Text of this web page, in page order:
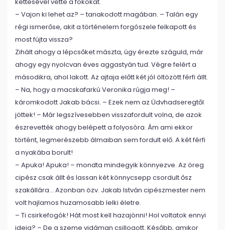
– Vajon ki lehet az? – tanakodott magában. – Talán egy
régi ismerőse, akit a történelem forgószele felkapott és
most fújta vissza?
Zihált ahogy a lépcsőket mászta, úgy érezte száguld, már
ahogy egy nyolcvan éves aggastyán tud. Végre felért a
másodikra, ahol lakott. Az ajtaja előtt két jól öltözött férfi állt.
– Na, hogy a macskafarkú Veronika rúgja meg! –
káromkodott Jakab bácsi. – Ezek nem az Üdvhadseregtől
jöttek! – Már legszívesebben visszafordult volna, de azok
észrevették ahogy belépett a folyosóra. Ám ami ekkor
történt, legmerészebb álmaiban sem fordult elő. A két férfi
a nyakába borult!
– Apuka! Apuka! – mondta mindegyik könnyezve. Az öreg
cipész csak állt és lassan két könnycsepp csordult ősz
szakállára… Azonban özv. Jakab István cipészmester nem
volt hajlamos huzamosabb lelki életre.
– Ti csirkefogók! Hát most kell hazajönni! Hol voltatok ennyi
ideig? – De a szeme vidáman csillogott. Később, amikor